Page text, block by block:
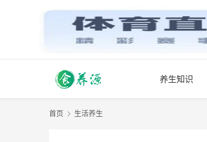
养生知识
首页 生活养生